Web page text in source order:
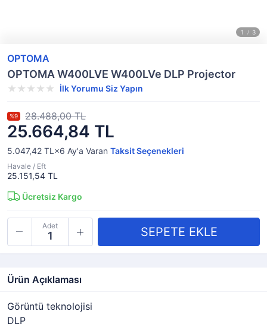
OPTOMA
OPTOMA W400LVE W400LVe DLP Projector
İlk Yorumu Siz Yapın
25.664,84 TL
%9 28.488,00 TL
5.047,42 TL×6 Ay'a Varan Taksit Seçenekleri
Havale / Eft
25.151,54 TL
Ücretsiz Kargo
Adet
Ürün Açıklaması
Görüntü teknolojisi
DLP